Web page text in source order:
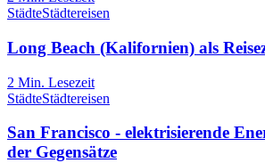
StädteStädtereisen
Long Beach (Kalifornien) als
2 Min. Lesezeit
StädteStädtereisen
San Francisco - elektrisierende
der Gegensätze